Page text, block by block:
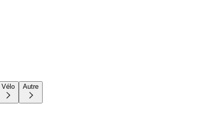
Vélo Autre